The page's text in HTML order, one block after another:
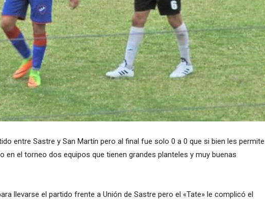
entre Sastre y San Martín pero al final fue solo 0 a 0 que si bien les permite
en el torneo dos equipos que tienen grandes planteles y muy buenas
llevarse el partido frente a Unión de Sastre pero el «Tate» le complicó el